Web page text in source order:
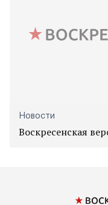
Новости
Воскресенская